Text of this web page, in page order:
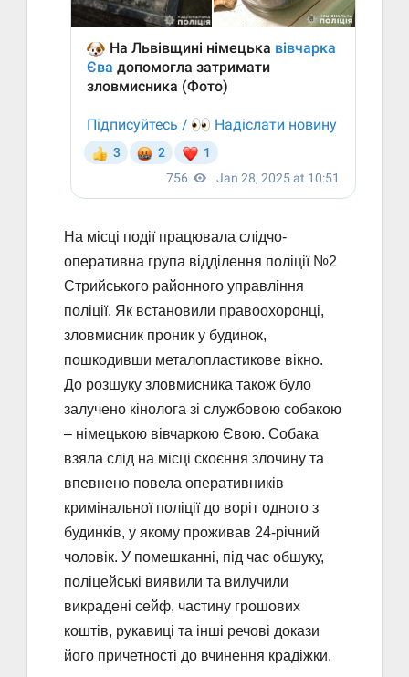
На місці події працювала слідчо-
оперативна група відділення поліції №2
Стрийського районного управління
поліції. Як встановили правоохоронці,
зловмисник проник у будинок,
пошкодивши металопластикове вікно.
До розшуку зловмисника також було
залучено кінолога зі службовою собакою
– німецькою вівчаркою Євою. Собака
взяла слід на місці скоєння злочину та
впевнено повела оперативників
кримінальної поліції до воріт одного з
будинків, у якому проживав 24-річний
чоловік. У помешканні, під час обшуку,
поліцейські виявили та вилучили
викрадені сейф, частину грошових
коштів, рукавиці та інші речові докази
його причетності до вчинення крадіжки.